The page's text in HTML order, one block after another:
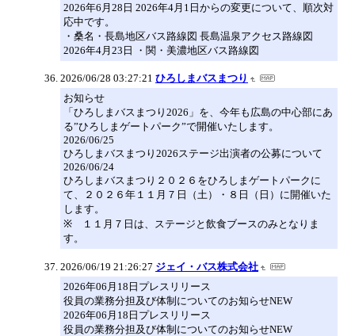
2026年6月28日 2026年4月1日からの変更について、順次対
応中です。
・桑名・長島地区バス路線図 長島温泉アクセス路線図
2026年4月23日 ・関・美濃地区バス路線図
2026/06/28 03:27:21 ひろしまバスまつり
お知らせ
「ひろしまバスまつり2026」を、今年も広島の中心部にあ
る”ひろしまゲートパーク”で開催いたします。
2026/06/25
ひろしまバスまつり2026ステージ出演者の公募について
2026/06/24
ひろしまバスまつり２０２６をひろしまゲートパークに
て、２０２６年１１月７日（土）・８日（日）に開催いた
します。
※ １１月７日は、ステージと飲食ブースのみとなりま
す。
2026/06/19 21:26:27 ジェイ・バス株式会社
2026年06月18日プレスリリース
役員の業務分担及び体制についてのお知らせNEW
2026年06月18日プレスリリース
役員の業務分担及び体制についてのお知らせNEW